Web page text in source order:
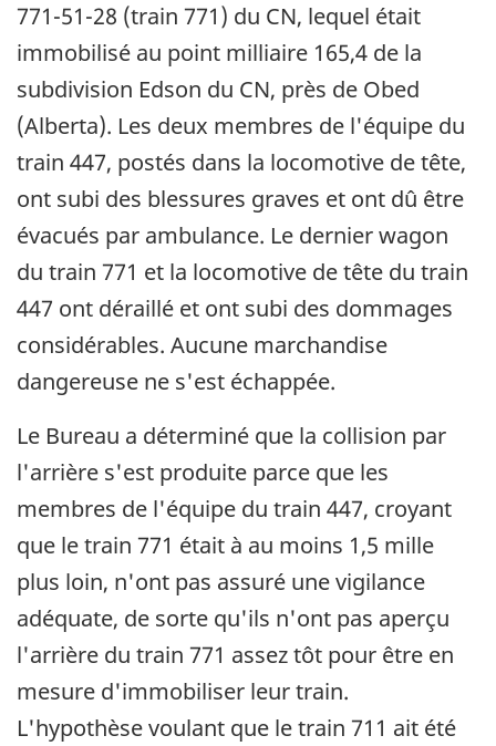
771-51-28 (train 771) du CN, lequel était
immobilisé au point milliaire 165,4 de la
subdivision Edson du CN, près de Obed
(Alberta). Les deux membres de l'équipe du
train 447, postés dans la locomotive de tête,
ont subi des blessures graves et ont dû être
évacués par ambulance. Le dernier wagon
du train 771 et la locomotive de tête du train
447 ont déraillé et ont subi des dommages
considérables. Aucune marchandise
dangereuse ne s'est échappée.
Le Bureau a déterminé que la collision par
l'arrière s'est produite parce que les
membres de l'équipe du train 447, croyant
que le train 771 était à au moins 1,5 mille
plus loin, n'ont pas assuré une vigilance
adéquate, de sorte qu'ils n'ont pas aperçu
l'arrière du train 771 assez tôt pour être en
mesure d'immobiliser leur train.
L'hypothèse voulant que le train 711 ait été